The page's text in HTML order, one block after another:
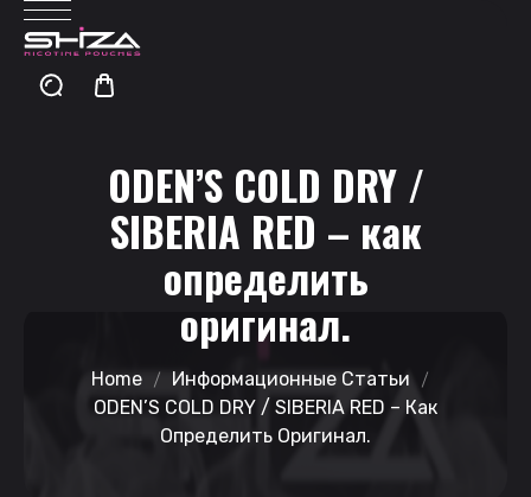
ODEN’S COLD DRY /
SIBERIA RED – как
определить
оригинал.
Home
Информационные Статьи
ODEN’S COLD DRY / SIBERIA RED – Как
Определить Оригинал.